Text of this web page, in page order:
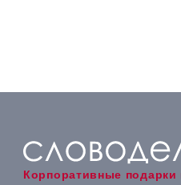
Корпоративные